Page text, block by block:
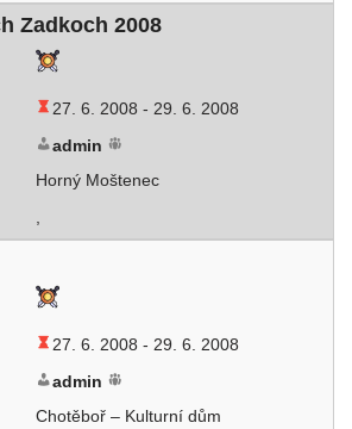
Zadkoch 2008
27. 6. 2008 - 29. 6. 2008
admin
Horný Moštenec
,
27. 6. 2008 - 29. 6. 2008
admin
Chotěboř – Kulturní dům